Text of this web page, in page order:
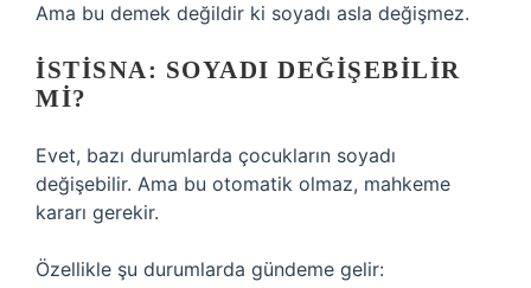
Ama bu demek değildir ki soyadı asla değişmez.
İSTISNA: SOYADI DEĞIŞEBILIR
MI?
Evet, bazı durumlarda çocukların soyadı
değişebilir. Ama bu otomatik olmaz, mahkeme
kararı gerekir.
Özellikle şu durumlarda gündeme gelir: